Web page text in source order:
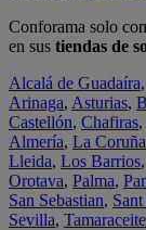
Conforama solo
en sus tiendas de
Alcalá de Guadaíra,
Arinaga, Asturias,
Castellón, Chafiras,
Almería, La Coruña
Lleida, Los Barrios,
Orotava, Palma,
San Sebastian,
Sevilla, Tamaraceite